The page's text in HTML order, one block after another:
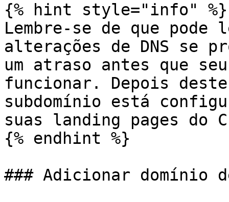
{% hint style="info" %}
Lembre-se de que pode
alterações de DNS se
um atraso antes que
funcionar. Depois
subdomínio está
suas landing pages do
{% endhint %}
### Adicionar domínio